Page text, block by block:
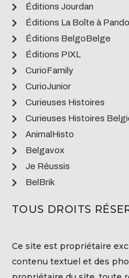
Éditions Jourdan
Éditions La Boîte à
Éditions BelgoBelge
Éditions PIXL
CurioFamily
CurioJunior
Curieuses Histoires
Curieuses Histoires
AnimalHisto
Belgavox
Je Réussis
BelBrik
TOUS DROITS
Ce site est propriétaire
contenu textuel et des